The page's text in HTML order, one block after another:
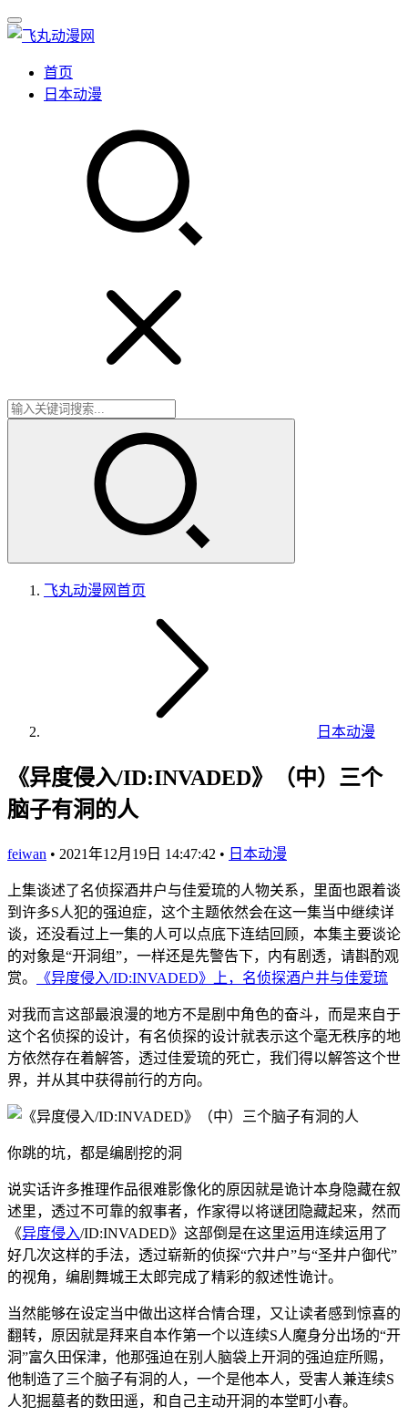
首页
日本动漫
飞丸动漫网首页
日本动漫
《异度侵入/ID:INVADED》（中）三个
脑子有洞的人
feiwan • 2021年12月19日 14:47:42 • 日本动漫
上集谈述了名侦探酒井户与佳爱琉的人物关系，里面也跟着谈
到许多S人犯的强迫症，这个主题依然会在这一集当中继续详
谈，还没看过上一集的人可以点底下连结回顾，本集主要谈论
的对象是“开洞组”，一样还是先警告下，内有剧透，请斟酌观
赏。
《异度侵入/ID:INVADED》上，名侦探酒户井与佳爱琉
对我而言这部最浪漫的地方不是剧中角色的奋斗，而是来自于
这个名侦探的设计，有名侦探的设计就表示这个毫无秩序的地
方依然存在着解答，透过佳爱琉的死亡，我们得以解答这个世
界，并从其中获得前行的方向。
你跳的坑，都是编剧挖的洞
说实话许多推理作品很难影像化的原因就是诡计本身隐藏在叙
述里，透过不可靠的叙事者，作家得以将谜团隐藏起来，然而
《异度侵入/ID:INVADED》这部倒是在这里运用连续运用了
好几次这样的手法，透过崭新的侦探“穴井户”与“圣井户御代”
的视角，编剧舞城王太郎完成了精彩的叙述性诡计。
当然能够在设定当中做出这样合情合理，又让读者感到惊喜的
翻转，原因就是拜来自本作第一个以连续S人魔身分出场的“开
洞”富久田保津，他那强迫在别人脑袋上开洞的强迫症所赐，
他制造了三个脑子有洞的人，一个是他本人，受害人兼连续S
人犯掘墓者的数田遥，和自己主动开洞的本堂町小春。